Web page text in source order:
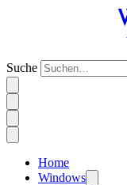
Suche
Home
Windows